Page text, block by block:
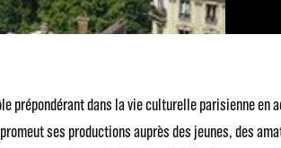
prépondérant dans la vie culturelle parisienne
ses productions auprès des jeunes, des